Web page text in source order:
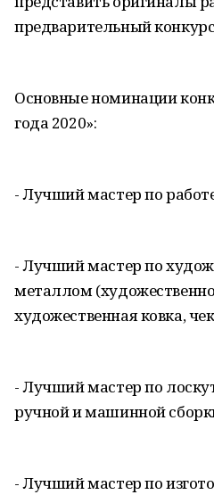
предварительный
Основные номинации
года 2020»:
- Лучший мастер по
- Лучший мастер по
металлом
художественная ковка,
- Лучший мастер по
ручной и машинной
- Лучший мастер по